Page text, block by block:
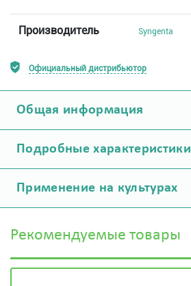
Производитель Syngenta
Официальный дистрибьютор
Общая информация
Подробные характеристики
Применение на культурах
Рекомендуемые товары